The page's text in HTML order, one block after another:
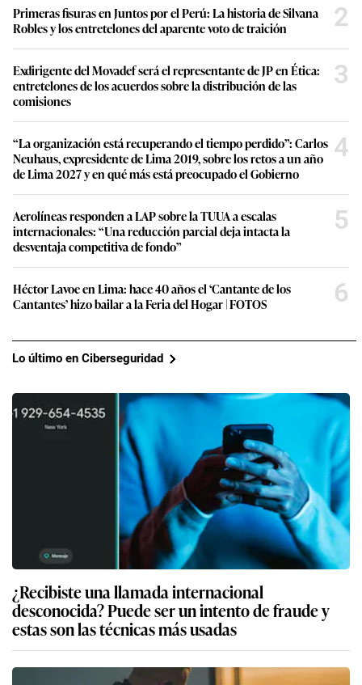
Primeras fisuras en Juntos por el Perú: La historia de Silvana
Robles y los entretelones del aparente voto de traición
2
Exdirigente del Movadef será el representante de JP en Ética:
entretelones de los acuerdos sobre la distribución de las
comisiones
3
“La organización está recuperando el tiempo perdido”: Carlos
Neuhaus, expresidente de Lima 2019, sobre los retos a un año
de Lima 2027 y en qué más está preocupado el Gobierno
4
Aerolíneas responden a LAP sobre la TUUA a escalas
internacionales: “Una reducción parcial deja intacta la
desventaja competitiva de fondo”
5
Héctor Lavoe en Lima: hace 40 años el ‘Cantante de los
Cantantes’ hizo bailar a la Feria del Hogar | FOTOS
6
Lo último en Ciberseguridad
¿Recibiste una llamada internacional
desconocida? Puede ser un intento de fraude y
estas son las técnicas más usadas